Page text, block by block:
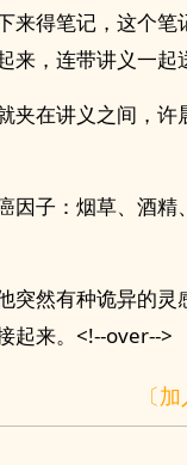
来得笔记，这个
来，连带讲义一起
夹在讲义之间，
因子：烟草、酒
突然有种诡异的
起来。<!--over-->
〔